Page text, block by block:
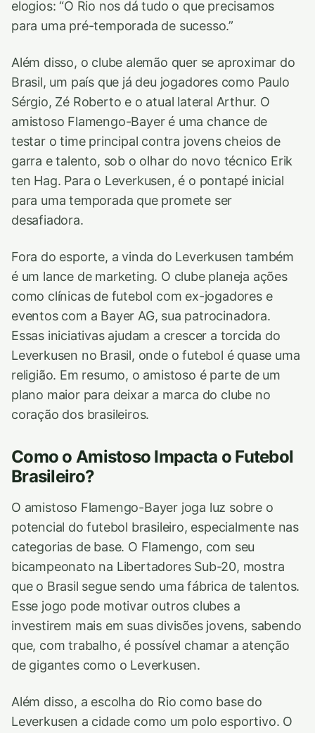
elogios: “O Rio nos dá tudo o que precisamos
para uma pré-temporada de sucesso.”
Além disso, o clube alemão quer se aproximar do
Brasil, um país que já deu jogadores como Paulo
Sérgio, Zé Roberto e o atual lateral Arthur. O
amistoso Flamengo-Bayer é uma chance de
testar o time principal contra jovens cheios de
garra e talento, sob o olhar do novo técnico Erik
ten Hag. Para o Leverkusen, é o pontapé inicial
para uma temporada que promete ser
desafiadora.
Fora do esporte, a vinda do Leverkusen também
é um lance de marketing. O clube planeja ações
como clínicas de futebol com ex-jogadores e
eventos com a Bayer AG, sua patrocinadora.
Essas iniciativas ajudam a crescer a torcida do
Leverkusen no Brasil, onde o futebol é quase uma
religião. Em resumo, o amistoso é parte de um
plano maior para deixar a marca do clube no
coração dos brasileiros.
Como o Amistoso Impacta o Futebol
Brasileiro?
O amistoso Flamengo-Bayer joga luz sobre o
potencial do futebol brasileiro, especialmente nas
categorias de base. O Flamengo, com seu
bicampeonato na Libertadores Sub-20, mostra
que o Brasil segue sendo uma fábrica de talentos.
Esse jogo pode motivar outros clubes a
investirem mais em suas divisões jovens, sabendo
que, com trabalho, é possível chamar a atenção
de gigantes como o Leverkusen.
Além disso, a escolha do Rio como base do
Leverkusen a cidade como um polo esportivo. O